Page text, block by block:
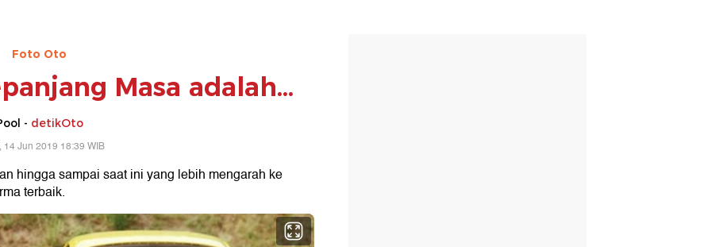
Foto Oto
Masa adalah...
- detikOto
14 Jun 2019 18:39 WIB
hingga sampai saat ini yang lebih mengarah ke
terbaik.